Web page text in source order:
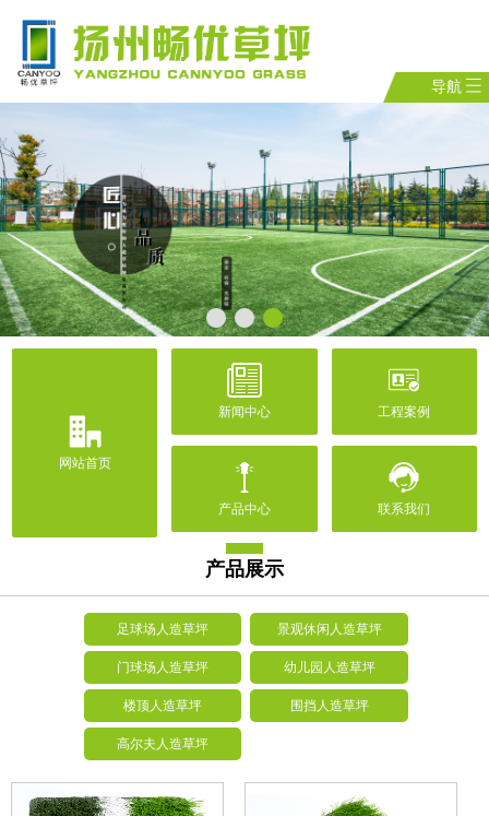
导航
网站首页
新闻中心 工程案例
产品中心 联系我们
产品展示
足球场人造草坪 景观休闲人造草坪
门球场人造草坪 幼儿园人造草坪
楼顶人造草坪 围挡人造草坪
高尔夫人造草坪